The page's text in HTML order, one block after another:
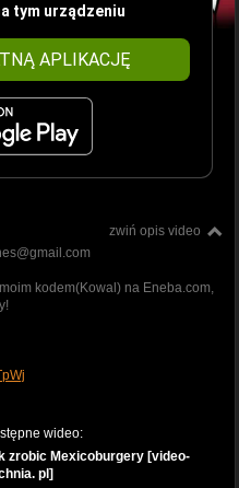
tym urządzeniu
APLIKACJĘ
zwiń opis video
kodem(Kowal) na Eneba.com,
wideo:
zrobic Mexicoburgery [video-
pl]